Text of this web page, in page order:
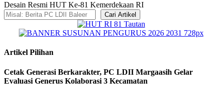
Desain Resmi HUT Ke-81 Kemerdekaan RI
Cari Artikel
Artikel Pilihan
Cetak Generasi Berkarakter, PC LDII Margaasih Gelar
Evaluasi Generus Kolaborasi 3 Kecamatan